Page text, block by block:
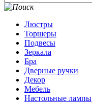
Люстры
Торшеры
Подвесы
Зеркала
Бра
Дверные ручки
Декор
Мебель
Настольные лампы